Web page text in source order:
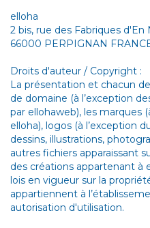
elloha
2 bis, rue des Fabriques d'En
66000 PERPIGNAN
Droits d'auteur / Copyright :
La présentation et chacun
de domaine (à l’exception
par ellohaweb), les marques
elloha), logos (à l’exception
dessins, illustrations,
autres fichiers apparaissant
des créations appartenant à
lois en vigueur sur la
appartiennent à
autorisation d'utilisation.